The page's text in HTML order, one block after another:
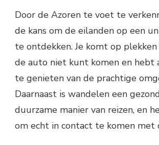
Door de Azoren te voet te
de kans om de eilanden op een
te ontdekken. Je komt op
de auto niet kunt komen en hebt
te genieten van de prachtige
Daarnaast is wandelen een
duurzame manier van reizen, en
om echt in contact te komen met